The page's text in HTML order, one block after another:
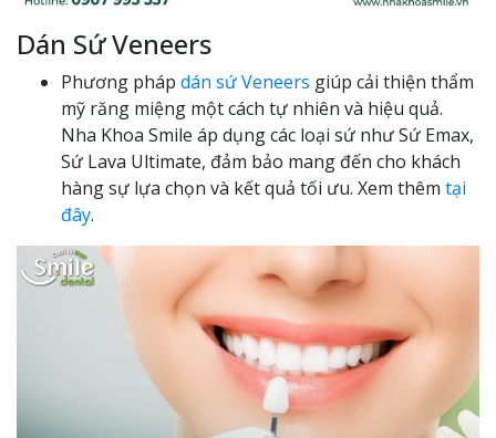
Dán Sứ Veneers
Phương pháp dán sứ Veneers giúp cải thiện thẩm
mỹ răng miệng một cách tự nhiên và hiệu quả.
Nha Khoa Smile áp dụng các loại sứ như Sứ Emax,
Sứ Lava Ultimate, đảm bảo mang đến cho khách
hàng sự lựa chọn và kết quả tối ưu. Xem thêm tại
đây.